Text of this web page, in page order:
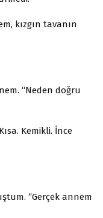
kızgın tavanın
“Neden doğru
Kemikli. İnce
“Gerçek annem